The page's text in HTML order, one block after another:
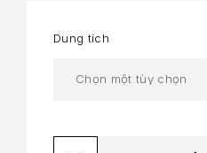
Dung tích